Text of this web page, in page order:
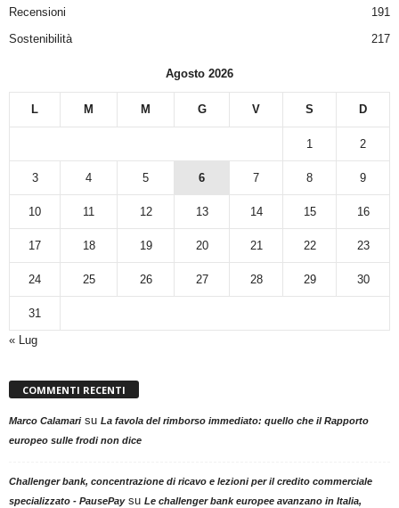
Recensioni
191
Sostenibilità
217
Agosto 2026
L M M G V S D
1 2
3 4 5 6 7 8 9
10 11 12 13 14 15 16
17 18 19 20 21 22 23
24 25 26 27 28 29 30
31
« Lug
COMMENTI RECENTI
Marco Calamarisu La favola del rimborso immediato: quello che il Rapporto
europeo sulle frodi non dice
Challenger bank, concentrazione di ricavo e lezioni per il credito commerciale
specializzato - PausePaysu Le challenger bank europee avanzano in Italia,